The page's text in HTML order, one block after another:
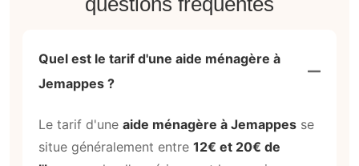
questions fréquentes
Quel est le tarif d'une aide ménagère à
Jemappes ?